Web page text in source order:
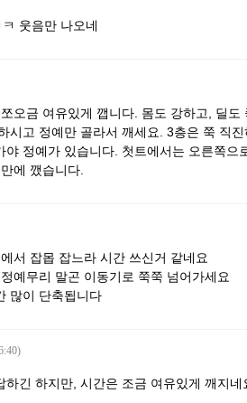
웃음만 나오네
오금 여유있게 깹니다. 몸도 강하고, 딜도
시고 정예만 골라서 깨세요. 3층은 쭉 직
야 정예가 있습니다. 첫트에서는 오른쪽으
에 깼습니다.
서 잡몹 잡느라 시간 쓰신거 같네요
예무리 말곤 이동기로 쭉쭉 넘어가세요
많이 단축됩니다
하긴 하지만, 시간은 조금 여유있게 깨지네